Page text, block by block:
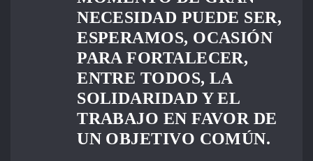
NECESIDAD PUEDE SER,
ESPERAMOS, OCASIÓN
PARA FORTALECER,
ENTRE TODOS, LA
SOLIDARIDAD Y EL
TRABAJO EN FAVOR DE
UN OBJETIVO COMÚN.